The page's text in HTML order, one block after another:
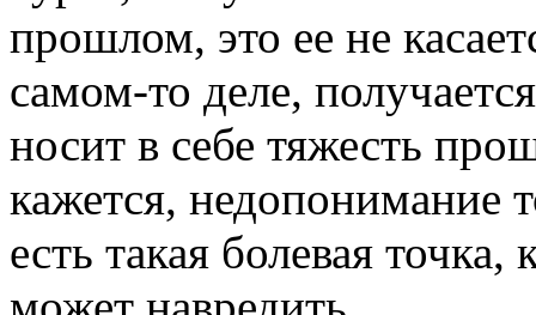
прошлом, это ее не
самом-то деле,
носит в себе тяжесть
кажется, недопонимание
есть такая болевая